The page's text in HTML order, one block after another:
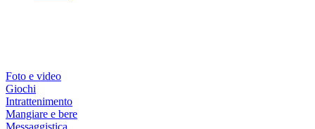
Foto e video
Giochi
Intrattenimento
Mangiare e bere
Messaggistica